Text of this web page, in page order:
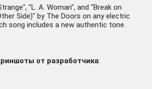
"L. A. Woman", and "Break on
Side)" by The Doors on any electric
song includes a new authentic tone.
от разработчика: